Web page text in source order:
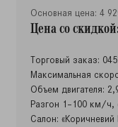
Основная цена: 4
Цена со
Торговый заказ:
Максимальная
Объем двигателя:
Разгон 1–100 км/ч,
Салон: